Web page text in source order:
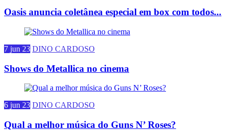
Oasis anuncia coletânea especial em box com todos...
7 jun 23 DINO CARDOSO
Shows do Metallica no cinema
6 jun 23 DINO CARDOSO
Qual a melhor música do Guns N’ Roses?